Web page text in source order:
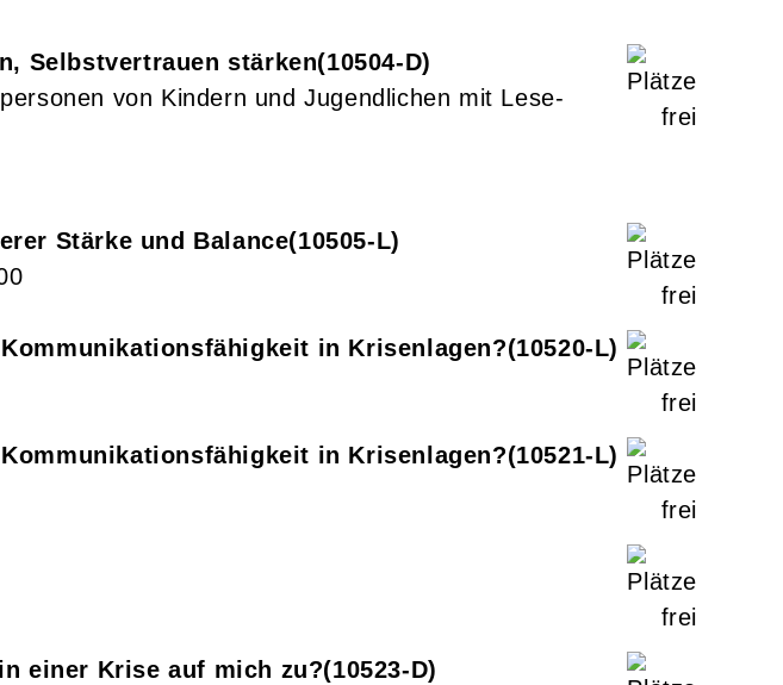
Selbstvertrauen stärken 10504-D
von Kindern und Jugendlichen mit Lese-
Stärke und Balance 10505-L
in Krisenlagen? 10520-L
in Krisenlagen? 10521-L
einer Krise auf mich zu? 10523-D